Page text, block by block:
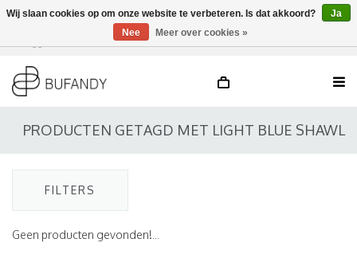
DE / EN
PRODUCTEN GETAGD MET LIGHT BLUE SHAWL
FILTERS
Geen producten gevonden!...
Wij slaan cookies op om onze website te verbeteren. Is dat akkoord?
Ja
Nee
Meer over cookies »